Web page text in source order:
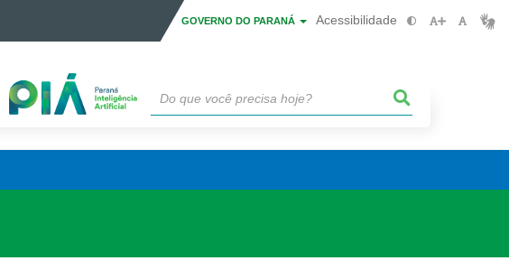
GOVERNO DO PARANÁ Acessibilidade